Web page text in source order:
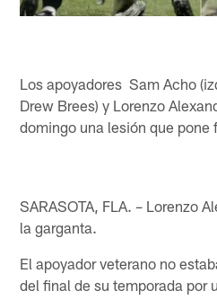
Los apoyadores Sam Acho
Drew Brees) y Lorenzo
domingo una lesión que pone
SARASOTA, FLA. – Lorenzo
la garganta.
El apoyador veterano no
del final de su temporada por